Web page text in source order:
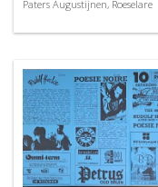
Paters Augustijnen, Roeselare